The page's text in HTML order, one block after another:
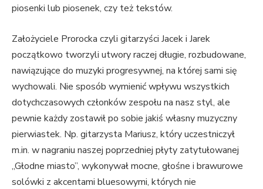
piosenki lub piosenek, czy też tekstów.
Założyciele Prorocka czyli gitarzyści Jacek i Jarek
początkowo tworzyli utwory raczej długie, rozbudowane,
nawiązujące do muzyki progresywnej, na której sami się
wychowali. Nie sposób wymienić wpływu wszystkich
dotychczasowych członków zespołu na nasz styl, ale
pewnie każdy zostawił po sobie jakiś własny muzyczny
pierwiastek. Np. gitarzysta Mariusz, który uczestniczył
m.in. w nagraniu naszej poprzedniej płyty zatytułowanej
„Głodne miasto”, wykonywał mocne, głośne i brawurowe
solówki z akcentami bluesowymi, których nie